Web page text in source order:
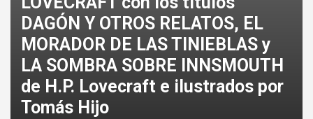
DAGÓN Y OTROS RELATOS, EL
MORADOR DE LAS TINIEBLAS y
LA SOMBRA SOBRE INNSMOUTH
de H.P. Lovecraft e ilustrados por
Tomás Hijo